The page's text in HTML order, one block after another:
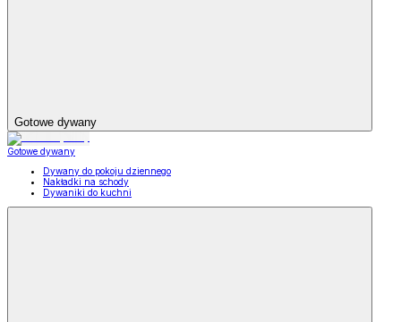
Gotowe dywany
Gotowe dywany
Dywany do pokoju dziennego
Nakładki na schody
Dywaniki do kuchni